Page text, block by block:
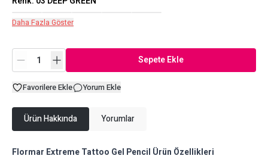
Daha Fazla Göster
Sepete Ekle
Favorilere Ekle Yorum Ekle
Ürün Hakkında Yorumlar
Flormar Extreme Tattoo Gel Pencil Ürün Özellikleri